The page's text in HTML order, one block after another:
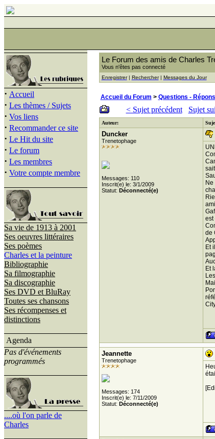
· Accueil
· Les thèmes / Sujets
· Vos liens
· Recommander ce site
· Le Hit du site
· Le forum
· Les membres
· Votre compte membre
Sa vie de 1913 à 2001
Ses oeuvres littéraires
Ses poèmes
Charles et la peinture
Bibliographie
Sa filmographie
Sa discographie
Ses DVD et BluRay
Toutes ses chansons
Ses récompenses et
distinctions
Agenda
Pas d'événements
programmés
....où l'on parle de
Charles
Le Forum des amis de Charles
Vous n'êtes pas connecté
Enregistrer| Rechercher| Messages du Jour
Accueil du Forum > Questions -
< Sujet précédent Sujet
Auteur:
Duncker
Trenetophage
Messages: 110
Inscrit(e) le: 3/1/2009
Statut: Déconnecté(e)
est
de
Et
Et
Jeannette
Trenetophage
Messages: 174
Inscrit(e) le: 7/11/2009
Statut: Déconnecté(e)